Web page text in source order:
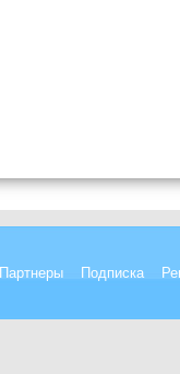
Партнеры Подписка